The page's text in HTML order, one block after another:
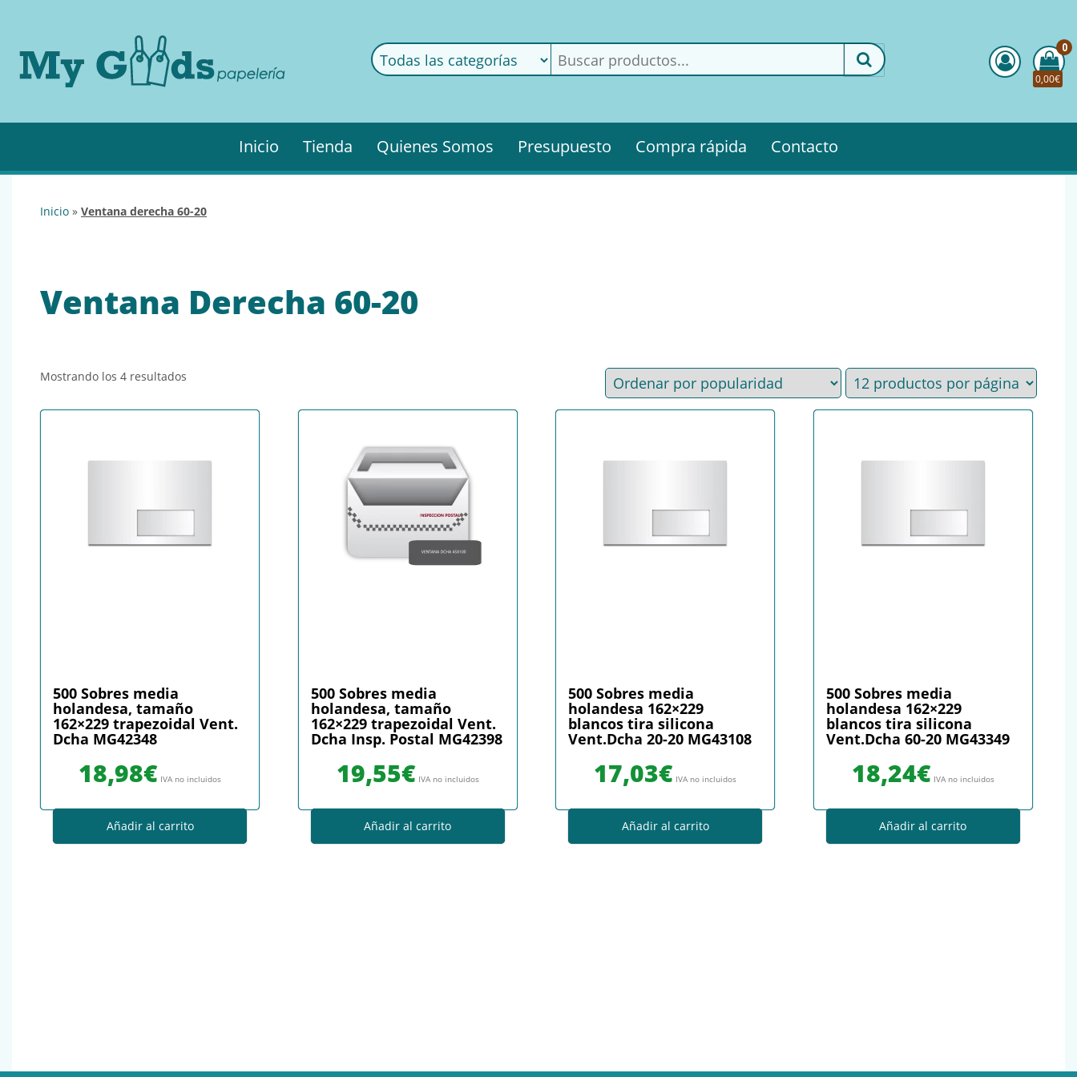
MyGoods
confianza.
Podrás
encontrar
todo lo
0
0,00€
Inicio Tienda Quienes Somos Presupuesto Compra rápida Contacto
inicio » ventana derecha 60-20
Ventana Derecha 60-20
Mostrando los 4 resultados
500 Sobres media
holandesa, tamaño
162×229 trapezoidal Vent.
Dcha MG42348
18,98€ IVA no incluidos
Añadir al carrito
500 Sobres media
holandesa, tamaño
162×229 trapezoidal Vent.
Dcha Insp. Postal MG42398
19,55€ IVA no incluidos
Añadir al carrito
500 Sobres media
holandesa 162×229
blancos tira silicona
Vent.Dcha 20-20 MG43108
17,03€ IVA no incluidos
Añadir al carrito
500 Sobres media
holandesa 162×229
blancos tira silicona
Vent.Dcha 60-20 MG43349
18,24€ IVA no incluidos
Añadir al carrito